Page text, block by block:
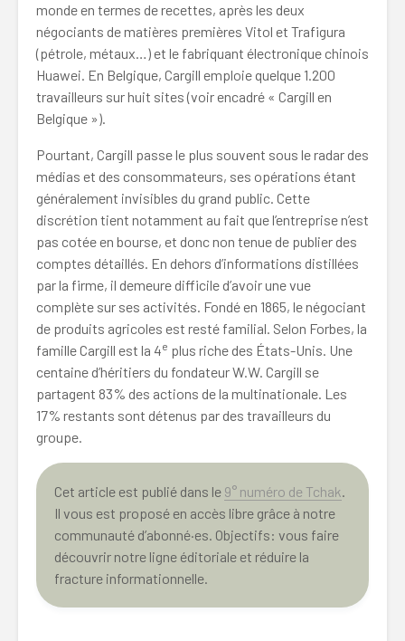
monde en termes de recettes, après les deux
négociants de matières premières Vitol et Trafigura
(pétrole, métaux…) et le fabriquant électronique chinois
Huawei. En Belgique, Cargill emploie quelque 1.200
travailleurs sur huit sites (voir encadré « Cargill en
Belgique »).
Pourtant, Cargill passe le plus souvent sous le radar des
médias et des consommateurs, ses opérations étant
généralement invisibles du grand public. Cette
discrétion tient notamment au fait que l’entreprise n’est
pas cotée en bourse, et donc non tenue de publier des
comptes détaillés. En dehors d’informations distillées
par la firme, il demeure difficile d’avoir une vue
complète sur ses activités. Fondé en 1865, le négociant
de produits agricoles est resté familial. Selon Forbes, la
famille Cargill est la 4e plus riche des États-Unis. Une
centaine d’héritiers du fondateur W.W. Cargill se
partagent 83% des actions de la multinationale. Les
17% restants sont détenus par des travailleurs du
groupe.
Cet article est publié dans le 9° numéro de Tchak.
Il vous est proposé en accès libre grâce à notre
communauté d’abonné·es. Objectifs: vous faire
découvrir notre ligne éditoriale et réduire la
fracture informationnelle.